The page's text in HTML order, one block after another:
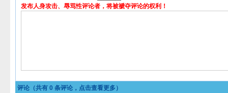
发布人身攻击、辱骂性评论者，将被褫夺评论的权利！
评论（共有 0 条评论，点击查看更多）